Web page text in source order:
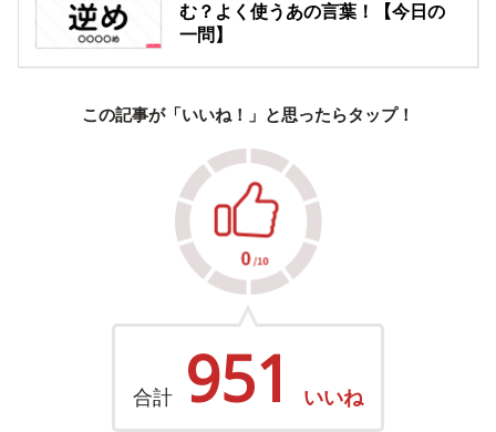
む？よく使うあの言葉！【今日の
一問】
この記事が「いいね！」と思ったらタップ！
合計 951 いいね